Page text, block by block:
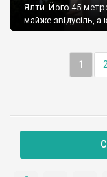
Ялти. Його 45-
майже звідусіль, а
1 2